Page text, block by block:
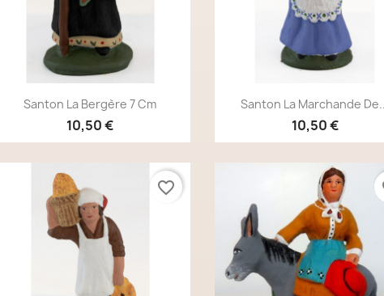
Aperçu rapide
Santon La Bergère 7 Cm
10,50 €
Aperçu rapide
Santon La Marchande
10,50 €
favorite_border